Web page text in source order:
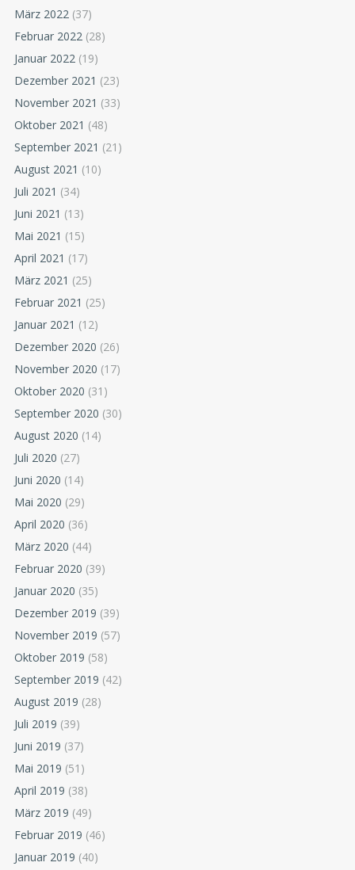
März 2022 (37)
Februar 2022 (28)
Januar 2022 (19)
Dezember 2021 (23)
November 2021 (33)
Oktober 2021 (48)
September 2021 (21)
August 2021 (10)
Juli 2021 (34)
Juni 2021 (13)
Mai 2021 (15)
April 2021 (17)
März 2021 (25)
Februar 2021 (25)
Januar 2021 (12)
Dezember 2020 (26)
November 2020 (17)
Oktober 2020 (31)
September 2020 (30)
August 2020 (14)
Juli 2020 (27)
Juni 2020 (14)
Mai 2020 (29)
April 2020 (36)
März 2020 (44)
Februar 2020 (39)
Januar 2020 (35)
Dezember 2019 (39)
November 2019 (57)
Oktober 2019 (58)
September 2019 (42)
August 2019 (28)
Juli 2019 (39)
Juni 2019 (37)
Mai 2019 (51)
April 2019 (38)
März 2019 (49)
Februar 2019 (46)
Januar 2019 (40)